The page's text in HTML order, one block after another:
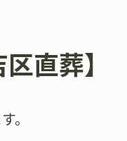
直葬】
。